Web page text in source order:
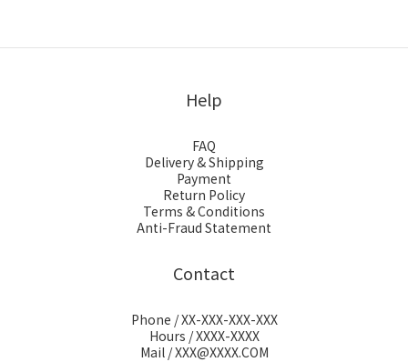
Help
FAQ
Delivery & Shipping
Payment
Return Policy
Terms & Conditions
Anti-Fraud Statement
Contact
Phone / XX-XXX-XXX-XXX
Hours / XXXX-XXXX
Mail / XXX@XXXX.COM